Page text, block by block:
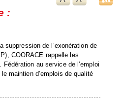
:
suppression de l’exonération de
), COORACE rappelle les
au service de l’emploi
maintien d’emplois de qualité